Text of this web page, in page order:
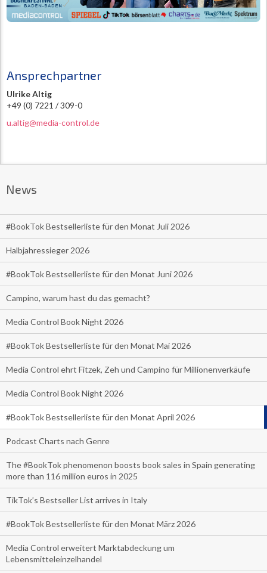
Ansprechpartner
Ulrike Altig
+49 (0) 7221 / 309-0
u.altig@media-control.de
News
#BookTok Bestsellerliste für den Monat Juli 2026
Halbjahressieger 2026
#BookTok Bestsellerliste für den Monat Juni 2026
Campino, warum hast du das gemacht?
Media Control Book Night 2026
#BookTok Bestsellerliste für den Monat Mai 2026
Media Control ehrt Fitzek, Zeh und Campino für Millionenverkäufe
Media Control Book Night 2026
#BookTok Bestsellerliste für den Monat April 2026
Podcast Charts nach Genre
The #BookTok phenomenon boosts book sales in Spain generating
more than 116 million euros in 2025
TikTok’s Bestseller List arrives in Italy
#BookTok Bestsellerliste für den Monat März 2026
Media Control erweitert Marktabdeckung um
Lebensmitteleinzelhandel